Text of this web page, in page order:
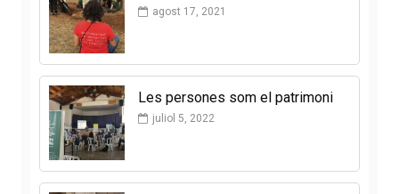
agost 17, 2021
Les persones som el patrimoni
juliol 5, 2022